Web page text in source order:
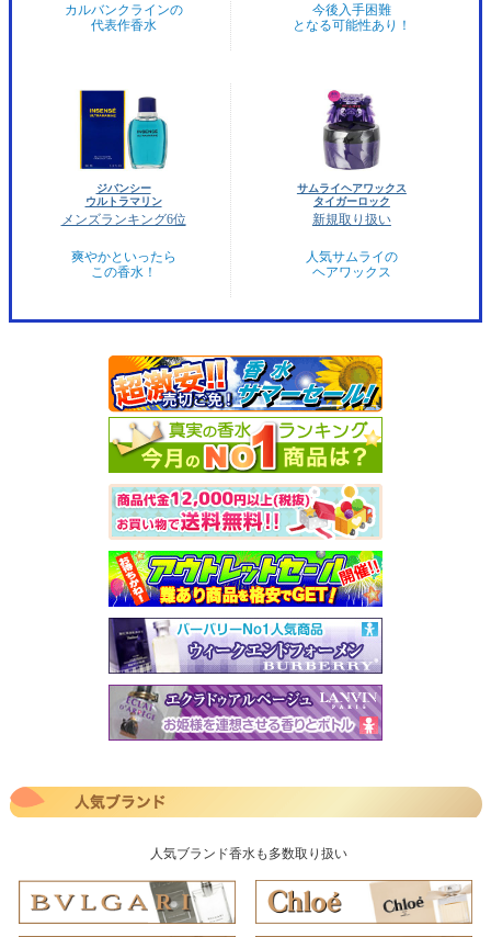
カルバンクラインの
代表作香水
今後入手困難
となる可能性あり！
ジバンシー
ウルトラマリン
メンズランキング6位
爽やかといったら
この香水！
サムライヘアワックス
タイガーロック
新規取り扱い
人気サムライの
ヘアワックス
人気ブランド香水も多数取り扱い